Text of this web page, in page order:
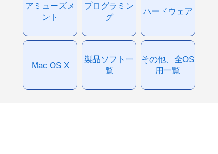
アミューズメ
ント
プログラミン
グ
ハードウェア
Mac OS X
製品ソフト一
覧
その他、全OS
用一覧